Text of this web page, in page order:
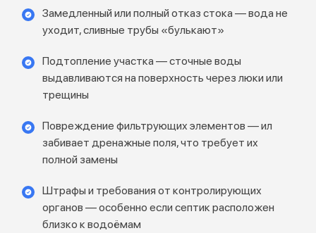
Замедленный или полный отказ стока — вода не
уходит, сливные трубы «булькают»
Подтопление участка — сточные воды
выдавливаются на поверхность через люки или
трещины
Повреждение фильтрующих элементов — ил
забивает дренажные поля, что требует их
полной замены
Штрафы и требования от контролирующих
органов — особенно если септик расположен
близко к водоёмам